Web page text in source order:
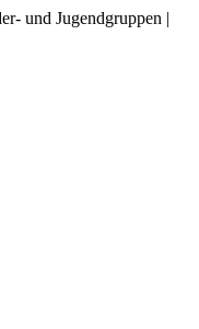
und Jugendgruppen |